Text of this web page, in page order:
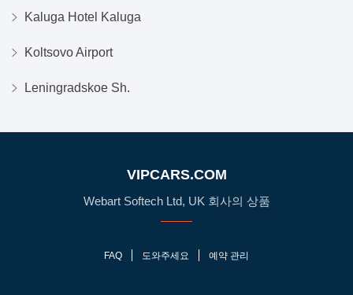
Kaluga Hotel Kaluga
Koltsovo Airport
Leningradskoe Sh.
VIPCARS.COM
Webart Softech Ltd, UK 회사의 상품
FAQ 도와주세요 예약 관리